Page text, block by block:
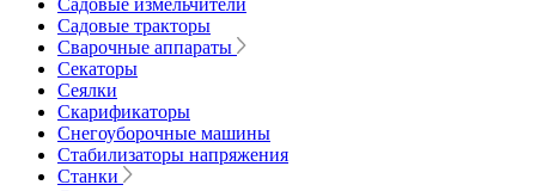
Садовые измельчители
Садовые тракторы
Сварочные аппараты
Секаторы
Сеялки
Скарификаторы
Снегоуборочные машины
Стабилизаторы напряжения
Станки